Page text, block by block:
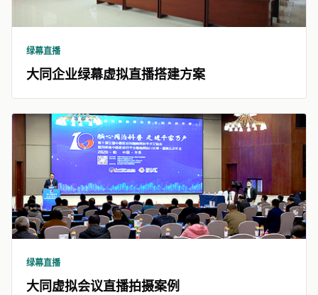
绿幕直播
大同企业绿幕虚拟直播搭建方案
绿幕直播
大同虚拟会议直播拍摄案例